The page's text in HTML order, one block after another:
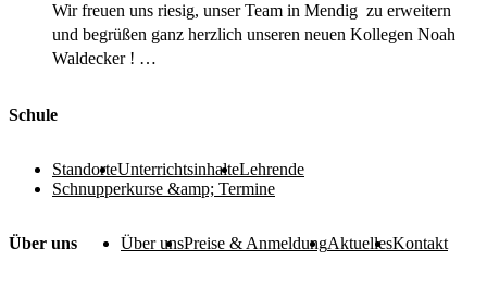
Wir freuen uns riesig, unser Team in Mendig zu erweitern
und begrüßen ganz herzlich unseren neuen Kollegen Noah
Waldecker ! …
Schule
StandorteUnterrichtsinhalteLehrende
Schnupperkurse &amp; Termine
Über uns Über unsPreise & AnmeldungAktuellesKontakt